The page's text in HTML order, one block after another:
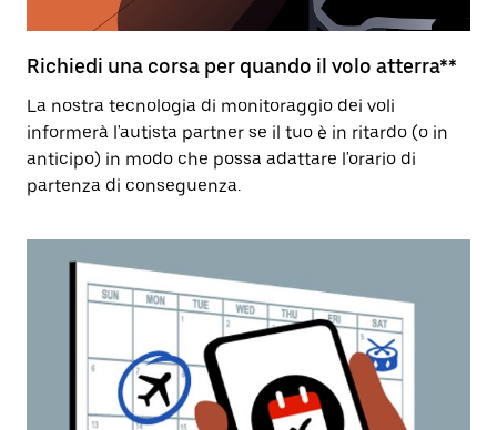
Richiedi una corsa per quando il volo atterra**
La nostra tecnologia di monitoraggio dei voli
informerà l'autista partner se il tuo è in ritardo (o in
anticipo) in modo che possa adattare l'orario di
partenza di conseguenza.